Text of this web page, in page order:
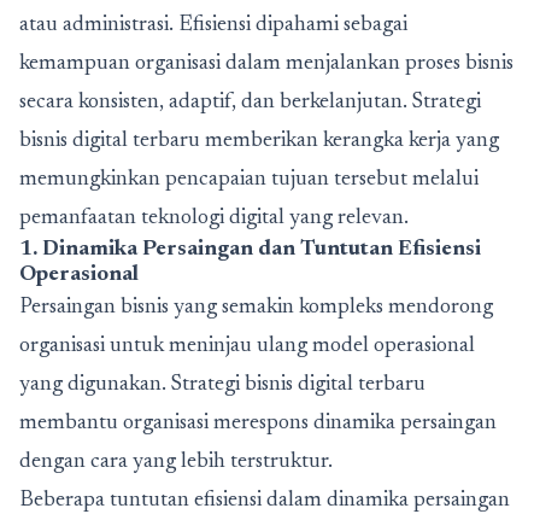
atau administrasi. Efisiensi dipahami sebagai
kemampuan organisasi dalam menjalankan proses bisnis
secara konsisten, adaptif, dan berkelanjutan. Strategi
bisnis digital terbaru memberikan kerangka kerja yang
memungkinkan pencapaian tujuan tersebut melalui
pemanfaatan teknologi digital yang relevan.
1. Dinamika Persaingan dan Tuntutan Efisiensi
Operasional
Persaingan bisnis yang semakin kompleks mendorong
organisasi untuk meninjau ulang model operasional
yang digunakan. Strategi bisnis digital terbaru
membantu organisasi merespons dinamika persaingan
dengan cara yang lebih terstruktur.
Beberapa tuntutan efisiensi dalam dinamika persaingan